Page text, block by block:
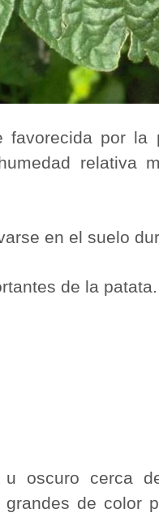
favorecida por
relativa
en el suelo
de la patata.
oscuro cerca
grandes de color